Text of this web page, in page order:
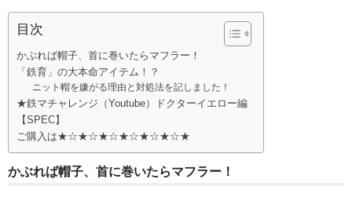
タオル
キーホルダー
マスク
ランチグッズ
目次
かぶれば帽子、首に巻いたらマフラー！
「鉄育」の大本命アイテム！？
ニット帽を嫌がる理由と対処法を記しました！
★鉄マチャレンジ（Youtube）ドクターイエロー編
【SPEC】
ご購入は★☆★☆★☆★☆★☆★☆★
かぶれば帽子、首に巻いたらマフラー！